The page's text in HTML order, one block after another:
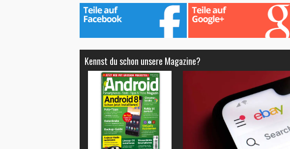
Kennst du schon unsere Magazine?